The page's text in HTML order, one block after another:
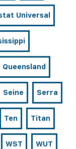
Universal
Queensland
Seine Serra
Ten Titan
WST WUT